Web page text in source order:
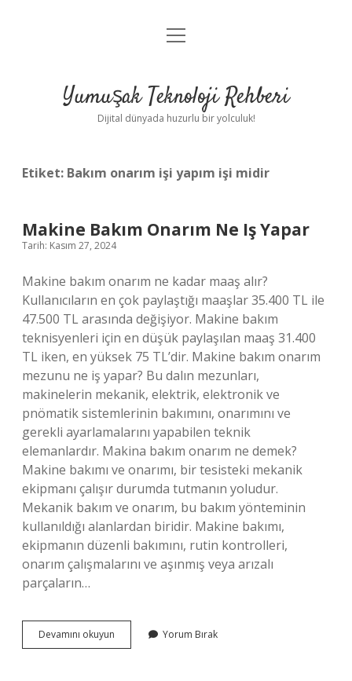
Anasayfa
Yasal Uyarı
menüyü
Yumuşak Teknoloji Rehberi
Dijital dünyada huzurlu bir yolculuk!
Etiket: Bakım onarım işi yapım işi midir
Makine Bakım Onarım Ne Iş Yapar
Tarih: Kasım 27, 2024
Makine bakım onarım ne kadar maaş alır?
Kullanıcıların en çok paylaştığı maaşlar 35.400 TL ile
47.500 TL arasında değişiyor. Makine bakım
teknisyenleri için en düşük paylaşılan maaş 31.400
TL iken, en yüksek 75 TL’dir. Makine bakım onarım
mezunu ne iş yapar? Bu dalın mezunları,
makinelerin mekanik, elektrik, elektronik ve
pnömatik sistemlerinin bakımını, onarımını ve
gerekli ayarlamalarını yapabilen teknik
elemanlardır. Makina bakım onarım ne demek?
Makine bakımı ve onarımı, bir tesisteki mekanik
ekipmanı çalışır durumda tutmanın yoludur.
Mekanik bakım ve onarım, bu bakım yönteminin
kullanıldığı alanlardan biridir. Makine bakımı,
ekipmanın düzenli bakımını, rutin kontrolleri,
onarım çalışmalarını ve aşınmış veya arızalı
parçaların…
Devamını okuyun
Bakım
Yorum Bırak